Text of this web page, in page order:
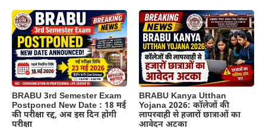
BRABU 3rd Semester Exam
Postponed New Date : 18 मई
की परीक्षा रद्द, अब इस दिन होगी
परीक्षा
BRABU Kanya Utthan
Yojana 2026: कॉलेजों की
लापरवाही से हजारों छात्राओं का
आवेदन अटका